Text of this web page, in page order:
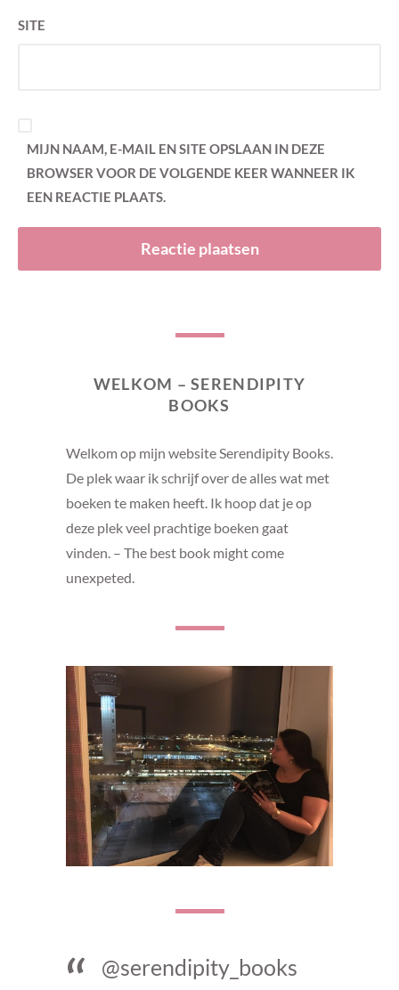
SITE
MIJN NAAM, E-MAIL EN SITE OPSLAAN IN DEZE
BROWSER VOOR DE VOLGENDE KEER WANNEER IK
EEN REACTIE PLAATS.
WELKOM – SERENDIPITY
BOOKS
Welkom op mijn website Serendipity Books.
De plek waar ik schrijf over de alles wat met
boeken te maken heeft. Ik hoop dat je op
deze plek veel prachtige boeken gaat
vinden. – The best book might come
unexpeted.
@serendipity_books